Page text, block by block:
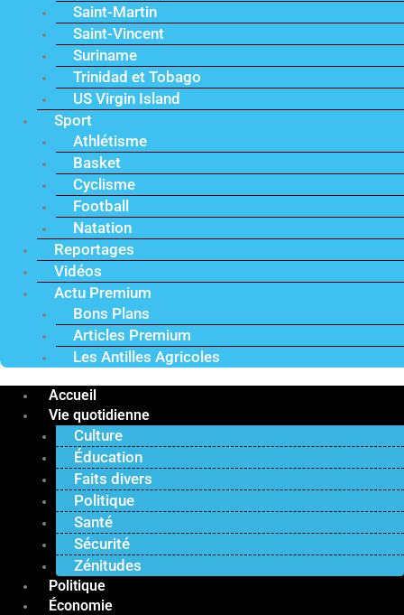
Saint-Martin
Saint-Vincent
Suriname
Trinidad et Tobago
US Virgin Island
Sport
Athlétisme
Basket
Cyclisme
Football
Natation
Reportages
Vidéos
Actu Premium
Bons Plans
Articles Premium
Les Antilles Agricoles
Accueil
Vie quotidienne
Culture
Éducation
Faits divers
Politique
Santé
Sécurité
Zénitudes
Politique
Économie